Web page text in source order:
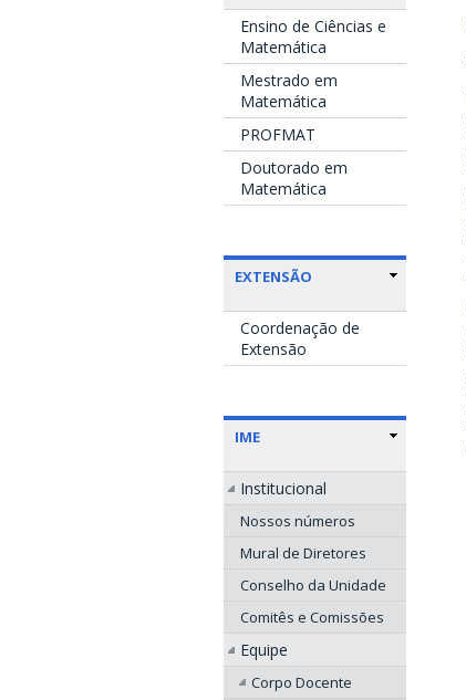
Ensino de Ciências e
Matemática
Mestrado em
Matemática
PROFMAT
Doutorado em
Matemática
EXTENSÃO
Coordenação de
Extensão
IME
Institucional
Nossos números
Mural de Diretores
Conselho da Unidade
Comitês e Comissões
Equipe
Corpo Docente